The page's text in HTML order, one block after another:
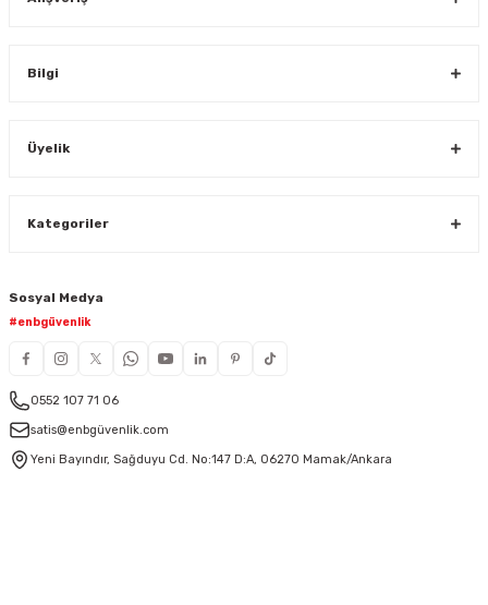
Bilgi
Üyelik
Kategoriler
Sosyal Medya
#enbgüvenlik
0552 107 71 06
satis@enbgüvenlik.com
Yeni Bayındır, Sağduyu Cd. No:147 D:A, 06270 Mamak/Ankara